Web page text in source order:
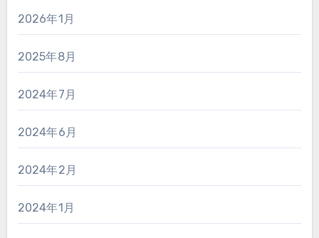
2026年1月
2025年8月
2024年7月
2024年6月
2024年2月
2024年1月